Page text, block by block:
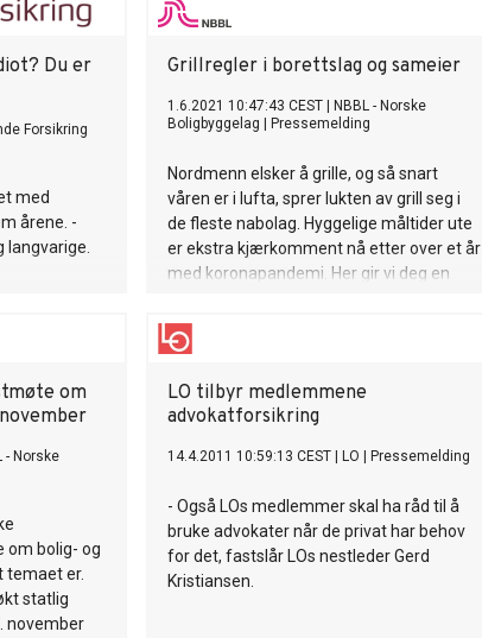
Du er
Forsikring
med
årene. -
langvarige.
Grillregler i borettslag og sameier
1.6.2021 10:47:43 CEST
NBBL - Norske
Boligbyggelag
Pressemelding
Nordmenn elsker å grille, og så snart
våren er i lufta, sprer lukten av grill seg i
de fleste nabolag. Hyggelige måltider ute
er ekstra kjærkomment nå etter over et år
med koronapandemi. Her gir vi deg en
borettslag eller sameie.
om
- Norske
om bolig- og
temaet er.
statlig
november
LO tilbyr medlemmene
advokatforsikring
14.4.2011 10:59:13 CEST LO Pressemelding
- Også LOs medlemmer skal ha råd til å
bruke advokater når de privat har behov
for det, fastslår LOs nestleder Gerd
Kristiansen.